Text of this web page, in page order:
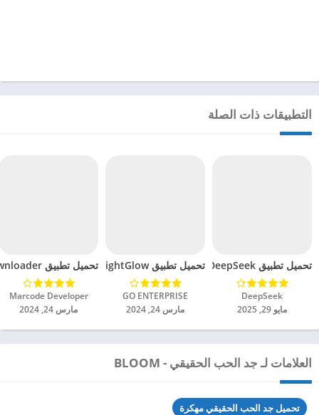
التطبيقات ذات الصلة
تحميل تطبيق DeepSeek مهكر للاندرويد 2025
DeepSeek‏
مايو 29, 2025
تحميل تطبيق BrightGlow مهكر للاندرويد 2024
GO ENTERPRISE‏
مارس 24, 2024
تحميل تطبيق mp4 video downloader مهكر للاندرويد 2024
Marcode Developer‏
مارس 24, 2024
العلامات لـ جد الحب الحقيقي - BLOOM
تحميل جد الحب الحقيقي مهكرة